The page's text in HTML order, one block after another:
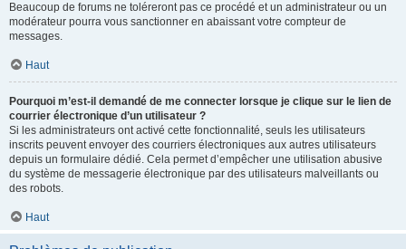
Beaucoup de forums ne toléreront pas ce procédé et un administrateur ou un
modérateur pourra vous sanctionner en abaissant votre compteur de
messages.
Haut
Pourquoi m’est-il demandé de me connecter lorsque je clique sur le lien de
courrier électronique d’un utilisateur ?
Si les administrateurs ont activé cette fonctionnalité, seuls les utilisateurs
inscrits peuvent envoyer des courriers électroniques aux autres utilisateurs
depuis un formulaire dédié. Cela permet d’empêcher une utilisation abusive
du système de messagerie électronique par des utilisateurs malveillants ou
des robots.
Haut